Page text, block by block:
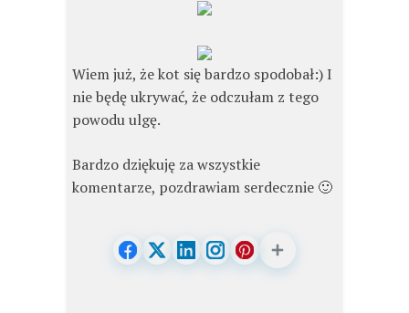
Wiem już, że kot się bardzo spodobał:) I
nie będę ukrywać, że odczułam z tego
powodu ulgę.
Bardzo dziękuję za wszystkie
komentarze, pozdrawiam serdecznie 🙂